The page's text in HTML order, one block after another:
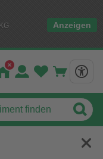
Anzeigen